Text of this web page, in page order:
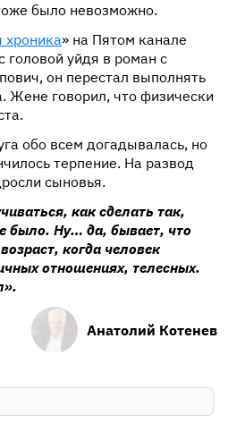
было невозможно.
хроника» на Пятом канале
головой уйдя в роман с
он перестал выполнять
Жене говорил, что физически
обо всем догадывалась, но
терпение. На развод
сыновья.
как сделать так,
было. Ну… да, бывает, что
когда человек
отношениях, телесных.
Анатолий Котенев